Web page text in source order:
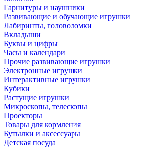
Гарнитуры и наушники
Развивающие и обучающие игрушки
Лабиринты, головоломки
Вкладыши
Буквы и цифры
Часы и календари
Прочие развивающие игрушки
Электронные игрушки
Интерактивные игрушки
Кубики
Растущие игрушки
Микроскопы, телескопы
Проекторы
Товары для кормления
Бутылки и аксессуары
Детская посуда